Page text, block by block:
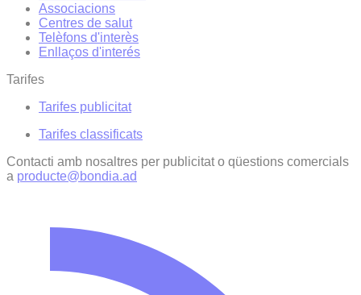
Associacions
Centres de salut
Telèfons d'interès
Enllaços d'interés
Tarifes
Tarifes publicitat
Tarifes classificats
Contacti amb nosaltres per publicitat o qüestions comercials
a producte@bondia.ad